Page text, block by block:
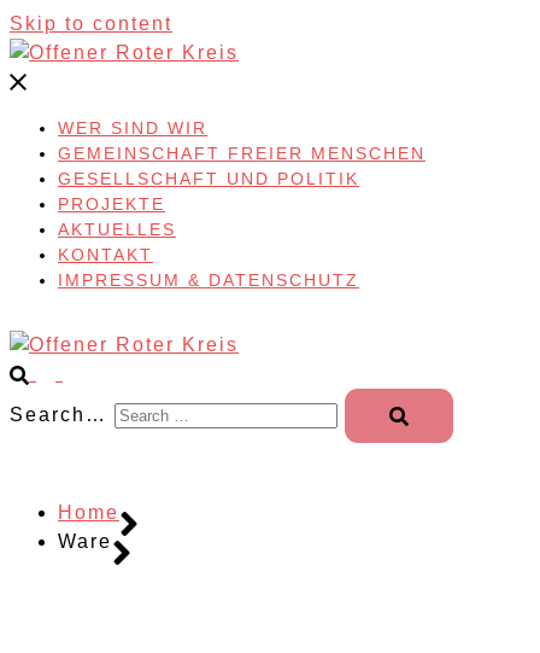
Skip to content
WER SIND WIR
GEMEINSCHAFT FREIER MENSCHEN
GESELLSCHAFT UND POLITIK
PROJEKTE
AKTUELLES
KONTAKT
IMPRESSUM & DATENSCHUTZ
Search…
Home
Ware